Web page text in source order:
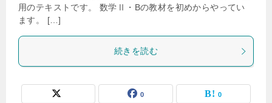
用のテキストです。 数学Ⅱ・Bの教材を初めからやってい
ます。 […]
続きを読む
0 0